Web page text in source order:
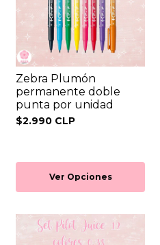
Zebra Plumón
permanente doble
punta por unidad
$2.990 CLP
Ver Opciones